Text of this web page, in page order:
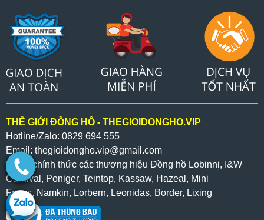
THẾ GIỚI ĐỒNG HỒ - THEGIOIDONGHO.VIP
Hotline/Zalo: 0829 694 555
Email: thegioidongho.vip@gmail.com
Đại lý chính thức các thương hiệu Đồng hồ Lobinni, I&W
Carnival, Poniger, Teintop, Kassaw, Hazeal, Mini
Focus, Namkin, Lorbern, Leonidas, Border, Lixing